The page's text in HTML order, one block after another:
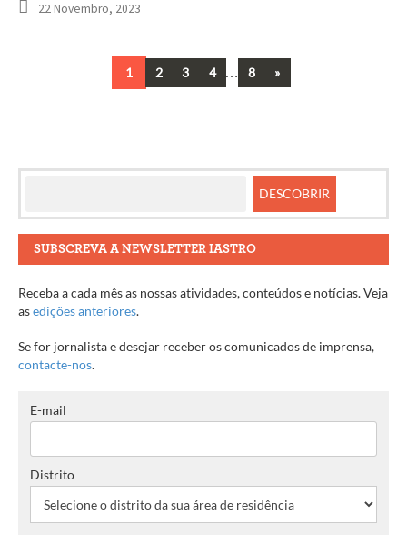
22 Novembro, 2023
Navegação
artigos
1 2 3 4 … 8 Next
»
SUBSCREVA A NEWSLETTER IASTRO
Receba a cada mês as nossas atividades, conteúdos e notícias. Veja
asedições anteriores.
Se for jornalista e desejar receber os comunicados de imprensa,
contacte-nos.
E-mail
Distrito